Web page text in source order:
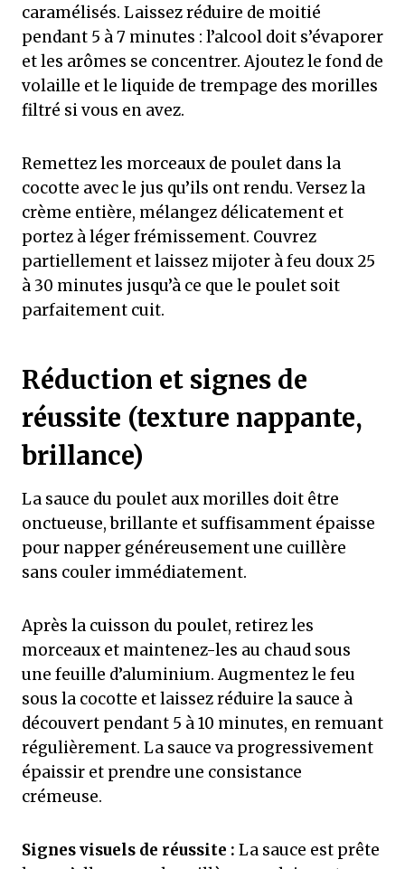
caramélisés. Laissez réduire de moitié
pendant 5 à 7 minutes : l’alcool doit s’évaporer
et les arômes se concentrer. Ajoutez le fond de
volaille et le liquide de trempage des morilles
filtré si vous en avez.
Remettez les morceaux de poulet dans la
cocotte avec le jus qu’ils ont rendu. Versez la
crème entière, mélangez délicatement et
portez à léger frémissement. Couvrez
partiellement et laissez mijoter à feu doux 25
à 30 minutes jusqu’à ce que le poulet soit
parfaitement cuit.
Réduction et signes de
réussite (texture nappante,
brillance)
La sauce du poulet aux morilles doit être
onctueuse, brillante et suffisamment épaisse
pour napper généreusement une cuillère
sans couler immédiatement.
Après la cuisson du poulet, retirez les
morceaux et maintenez-les au chaud sous
une feuille d’aluminium. Augmentez le feu
sous la cocotte et laissez réduire la sauce à
découvert pendant 5 à 10 minutes, en remuant
régulièrement. La sauce va progressivement
épaissir et prendre une consistance
crémeuse.
Signes visuels de réussite : La sauce est prête